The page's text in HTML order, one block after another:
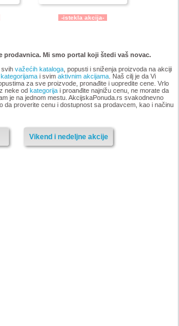
-istekla akcija-
oktobar 2018
prodavnica. Mi smo portal koji štedi vaš novac.
svih važećih kataloga, popusti i sniženja proizvoda na akciji
kategorijamai svim aktivnim akcijama. Naš cilj je da Vi
za sve proizvode, pronađite i uopredite cene. Vrlo
neke od kategorijai proanđite najnižu cenu, ne morate da
je na jednom mestu. AkcijskaPonuda.rs svakodnevno
da proverite cenu i dostupnost sa prodavcem, kao i načinu
Vikend i nedeljne akcije